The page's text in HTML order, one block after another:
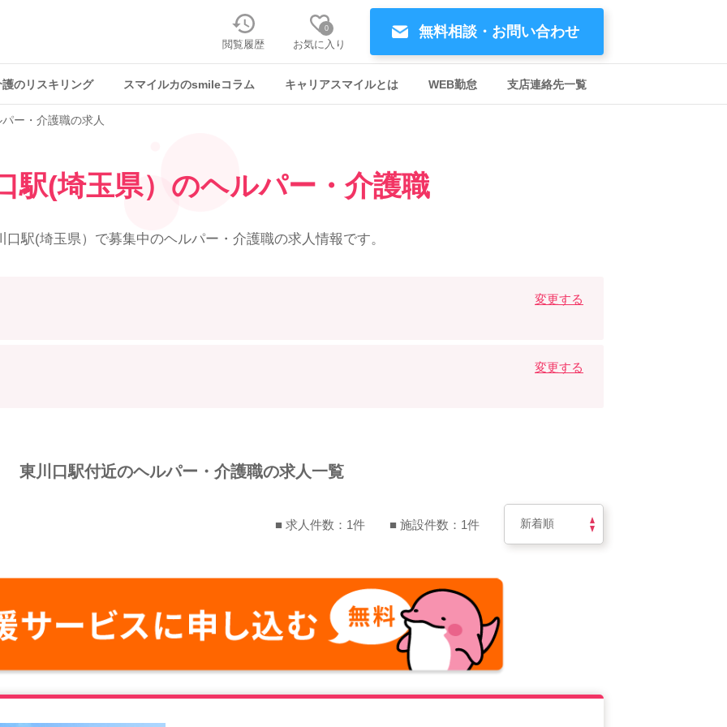
無料相談・お問い合わせ
閲覧履歴
0
お気に入り
護のリスキリング スマイルカのsmileコラム キャリアスマイルとは WEB勤怠 支店連絡先一覧
ー・介護職の求人
駅(埼玉県）のヘルパー・介護職
口駅(埼玉県）で募集中のヘルパー・介護職の求人情報です。
変更する
変更する
東川口駅付近のヘルパー・介護職の求人一覧
■ 求人件数：1件 ■ 施設件数：1件